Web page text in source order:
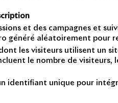
et des campagnes et
généré aléatoirement pour
les visiteurs utilisent un
le nombre de visiteurs,
identifiant unique pour